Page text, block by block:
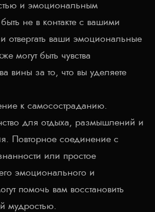
и эмоциональным
не в контакте с вашими
отвергать ваши эмоциональные
могут быть чувства
вины за то, что вы уделяете
к самосостраданию.
для отдыха, размышлений и
Повторное соединение с
или простое
эмоционального и
помочь вам восстановить
мудростью.